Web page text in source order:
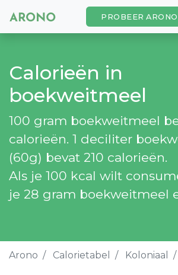
PROBEER ARONO
Calorieën in
boekweitmeel
100 gram boekweitmeel
calorieën. 1 deciliter
(60g) bevat 210 calorieën.
Als je 100 kcal wilt
je 28 gram boekweitmeel
Arono Calorietabel Koloniaal